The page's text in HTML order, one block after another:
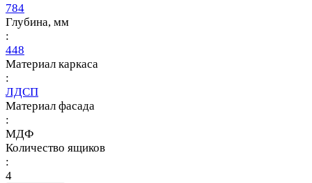
784
Глубина, мм
:
448
Материал каркаса
:
ЛДСП
Материал фасада
:
МДФ
Количество ящиков
:
4